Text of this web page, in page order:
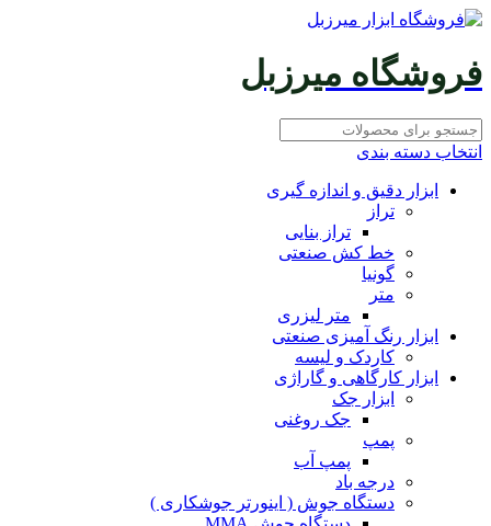
فروشگاه میرزبل
انتخاب دسته بندی
ابزار دقیق و اندازه گیری
تراز
تراز بنایی
خط کش صنعتی
گونیا
متر
متر لیزری
ابزار رنگ آمیزی صنعتی
کاردک و لیسه
ابزار کارگاهی و گاراژی
ابزار جک
جک روغنی
پمپ
پمپ آب
درجه باد
دستگاه جوش ( اینورتر جوشکاری )